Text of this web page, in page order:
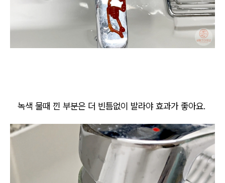
녹색 물때 낀 부분은 더 빈틈없이 발라야 효과가 좋아요.